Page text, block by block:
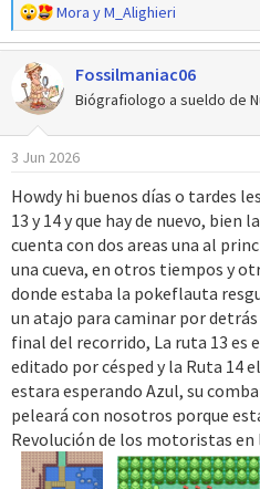
R
e
a
c
o
n
s
:
Mora yM_Alighieri
Fossilmaniac06
Biógrafiologo a sueldo de
3 Jun 2026
Howdy hi buenos días o tardes
13 y 14 y que hay de nuevo, bien
cuenta con dos areas una al
una cueva, en otros tiempos y
donde estaba la pokeflauta
un atajo para caminar por
final del recorrido, La ruta 13 es
editado por césped y la Ruta 14
estara esperando Azul, su
peleará con nosotros porque
Revolución de los motoristas en